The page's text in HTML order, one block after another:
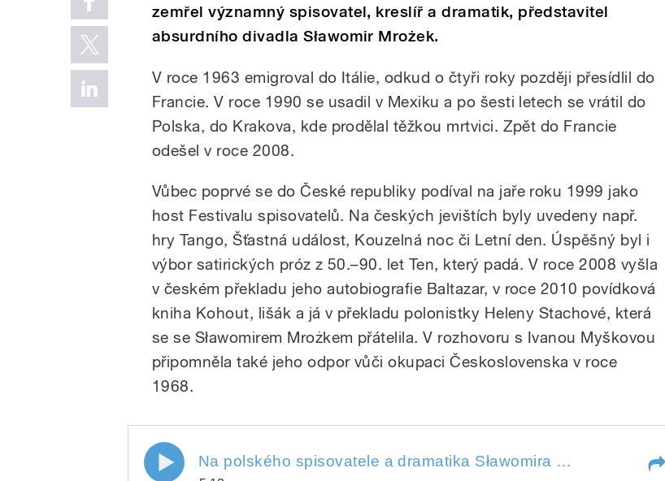
zemřel významný spisovatel, kreslíř a dramatik, představitel
absurdního divadla Sławomir Mrożek.
V roce 1963 emigroval do Itálie, odkud o čtyři roky později přesídlil do
Francie. V roce 1990 se usadil v Mexiku a po šesti letech se vrátil do
Polska, do Krakova, kde prodělal těžkou mrtvici. Zpět do Francie
odešel v roce 2008.
Vůbec poprvé se do České republiky podíval na jaře roku 1999 jako
host Festivalu spisovatelů. Na českých jevištích byly uvedeny např.
hry Tango, Šťastná událost, Kouzelná noc či Letní den. Úspěšný byl i
výbor satirických próz z 50.–90. let Ten, který padá. V roce 2008 vyšla
v českém překladu jeho autobiografie Baltazar, v roce 2010 povídková
kniha Kohout, lišák a já v překladu polonistky Heleny Stachové, která
se se Sławomirem Mrożkem přátelila. V rozhovoru s Ivanou Myškovou
připomněla také jeho odpor vůči okupaci Československa v roce
1968.
Na polského spisovatele a dramatika Sławomira Mrożka, který
Na polského spisovatele a dramatika Sławomira Mrożka, který 15. srpna zemřel ve Francii, vzpomíná překladatelka Helena Stachová.